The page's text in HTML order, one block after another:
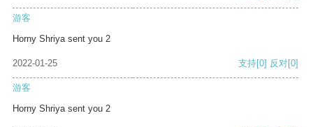
游客
Horny Shriya sent you 2
2022-01-25 支持[0] 反对[0]
游客
Horny Shriya sent you 2